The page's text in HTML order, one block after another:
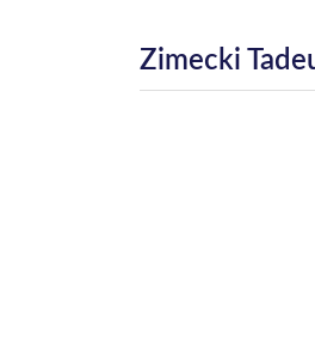
Zimecki